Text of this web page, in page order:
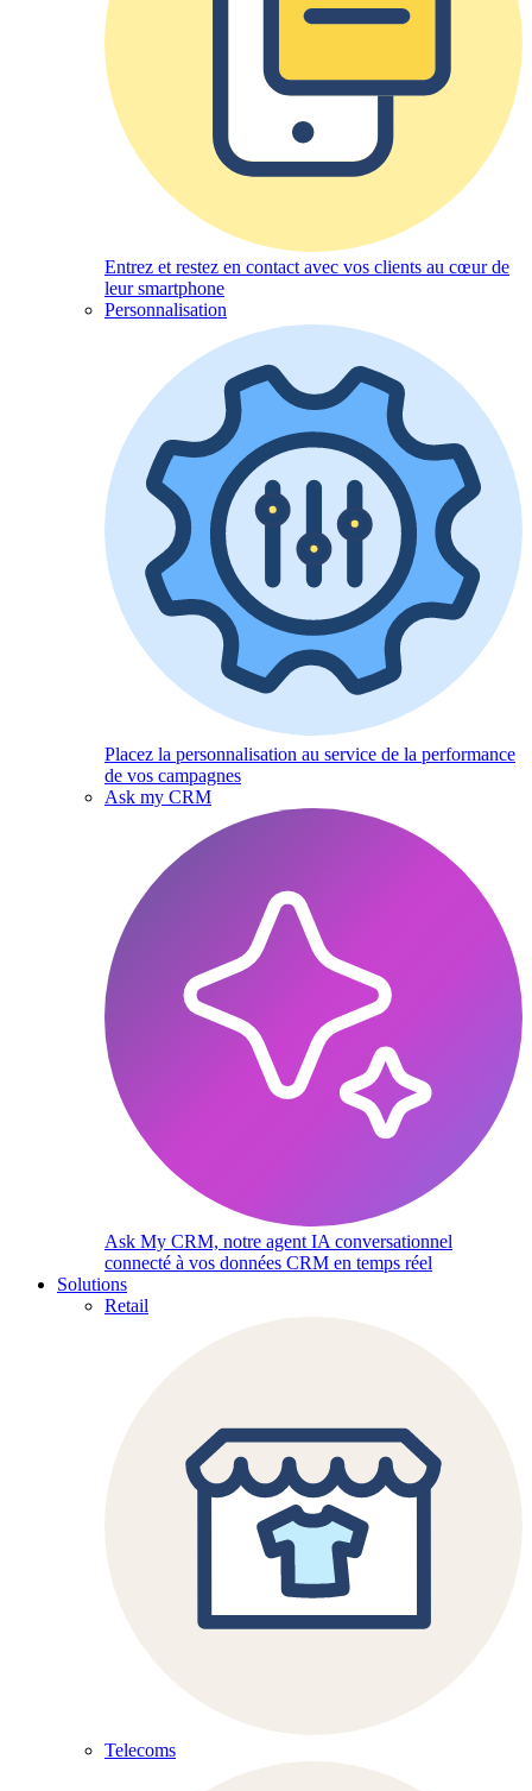
Entrez et restez en contact avec vos clients au cœur de
leur smartphone
Personnalisation
Placez la personnalisation au service de la performance
de vos campagnes
Ask my CRM
Ask My CRM, notre agent IA conversationnel
connecté à vos données CRM en temps réel
Solutions
Retail
Telecoms